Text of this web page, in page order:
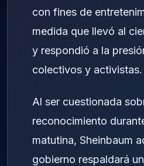
con fines de
medida que llevó al
y respondió a la
colectivos y activistas.
Al ser cuestionada
reconocimiento
matutina, Sheinbaum
gobierno respaldará